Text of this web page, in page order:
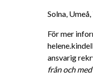
Solna,
För mer
ansvarig
från och